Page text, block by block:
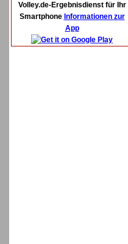
Volley.de-Ergebnisdienst für Ihr
Smartphone Informationen zur
App